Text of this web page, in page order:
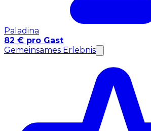
Paladina
82 € pro Gast
Gemeinsames Erlebnis